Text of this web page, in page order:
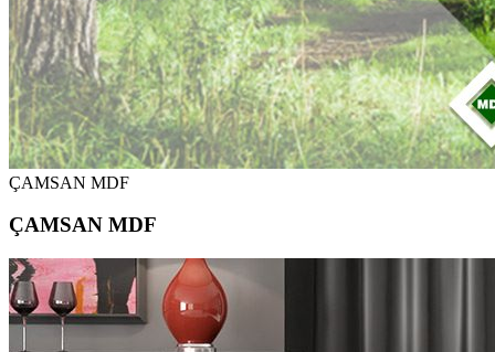
ÇAMSAN MDF
ÇAMSAN MDF